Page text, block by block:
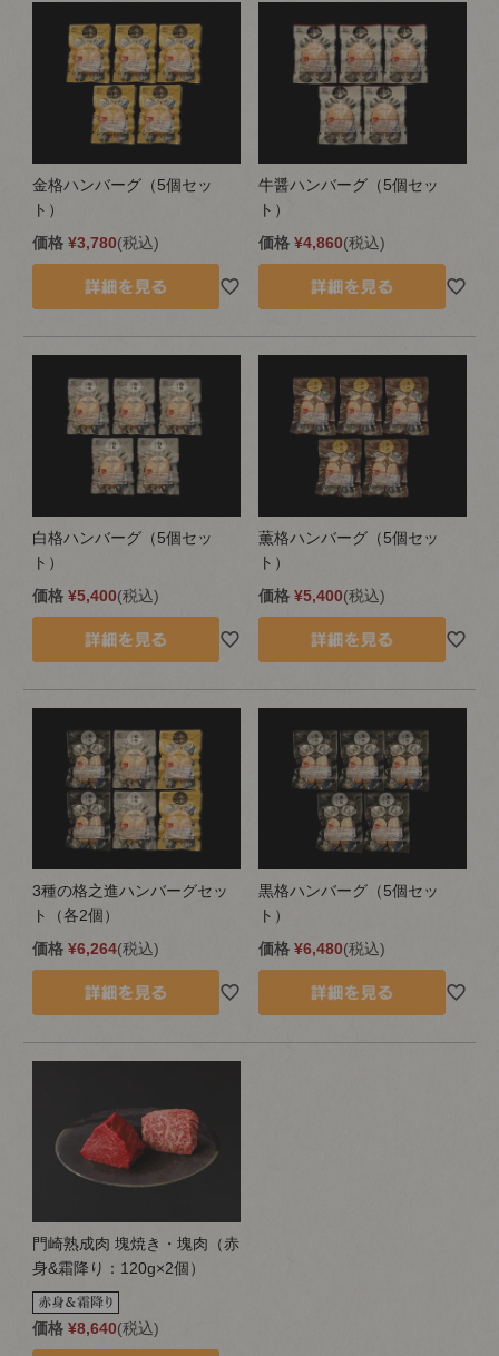
金格ハンバーグ（5個セッ
ト）
価格 ¥3,780 税込
牛醤ハンバーグ（5個セッ
ト）
価格 ¥4,860 税込
白格ハンバーグ（5個セッ
ト）
価格 ¥5,400 税込
薫格ハンバーグ（5個セッ
ト）
価格 ¥5,400 税込
3種の格之進ハンバーグセッ
ト（各2個）
価格 ¥6,264 税込
黒格ハンバーグ（5個セッ
ト）
価格 ¥6,480 税込
門崎熟成肉 塊焼き・塊肉（赤
身&霜降り：120g×2個）
価格 ¥8,640 税込